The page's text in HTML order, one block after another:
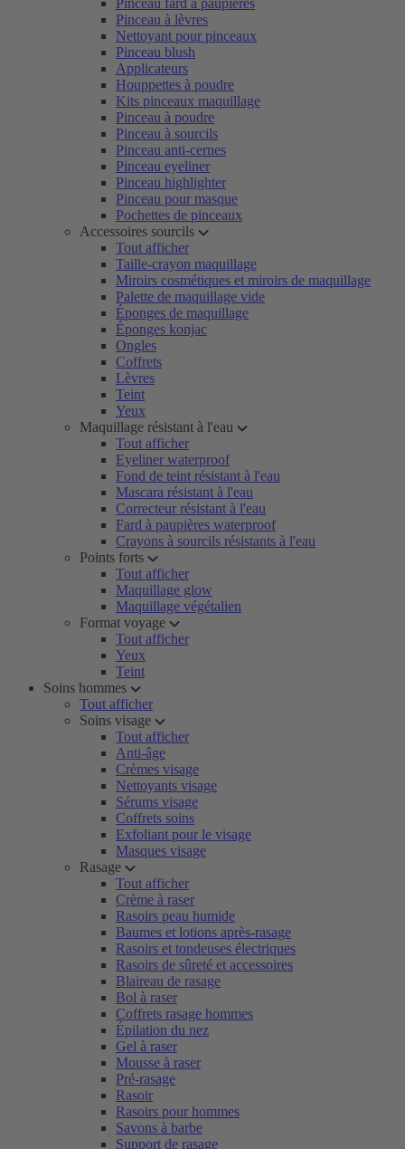
Pinceau fard à paupières
Pinceau à lèvres
Nettoyant pour pinceaux
Pinceau blush
Applicateurs
Houppettes à poudre
Kits pinceaux maquillage
Pinceau à poudre
Pinceau à sourcils
Pinceau anti-cernes
Pinceau eyeliner
Pinceau highlighter
Pinceau pour masque
Pochettes de pinceaux
Accessoires sourcils
Tout afficher
Taille-crayon maquillage
Miroirs cosmétiques et miroirs de maquillage
Palette de maquillage vide
Éponges de maquillage
Éponges konjac
Ongles
Coffrets
Lèvres
Teint
Yeux
Maquillage résistant à l'eau
Tout afficher
Eyeliner waterproof
Fond de teint résistant à l'eau
Mascara résistant à l'eau
Correcteur résistant à l'eau
Fard à paupières waterproof
Crayons à sourcils résistants à l'eau
Points forts
Tout afficher
Maquillage glow
Maquillage végétalien
Format voyage
Tout afficher
Yeux
Teint
Soins hommes
Tout afficher
Soins visage
Tout afficher
Anti-âge
Crèmes visage
Nettoyants visage
Sérums visage
Coffrets soins
Exfoliant pour le visage
Masques visage
Rasage
Tout afficher
Crème à raser
Rasoirs peau humide
Baumes et lotions après-rasage
Rasoirs et tondeuses électriques
Rasoirs de sûreté et accessoires
Blaireau de rasage
Bol à raser
Coffrets rasage hommes
Épilation du nez
Gel à raser
Mousse à raser
Pré-rasage
Rasoir
Rasoirs pour hommes
Savons à barbe
Support de rasage